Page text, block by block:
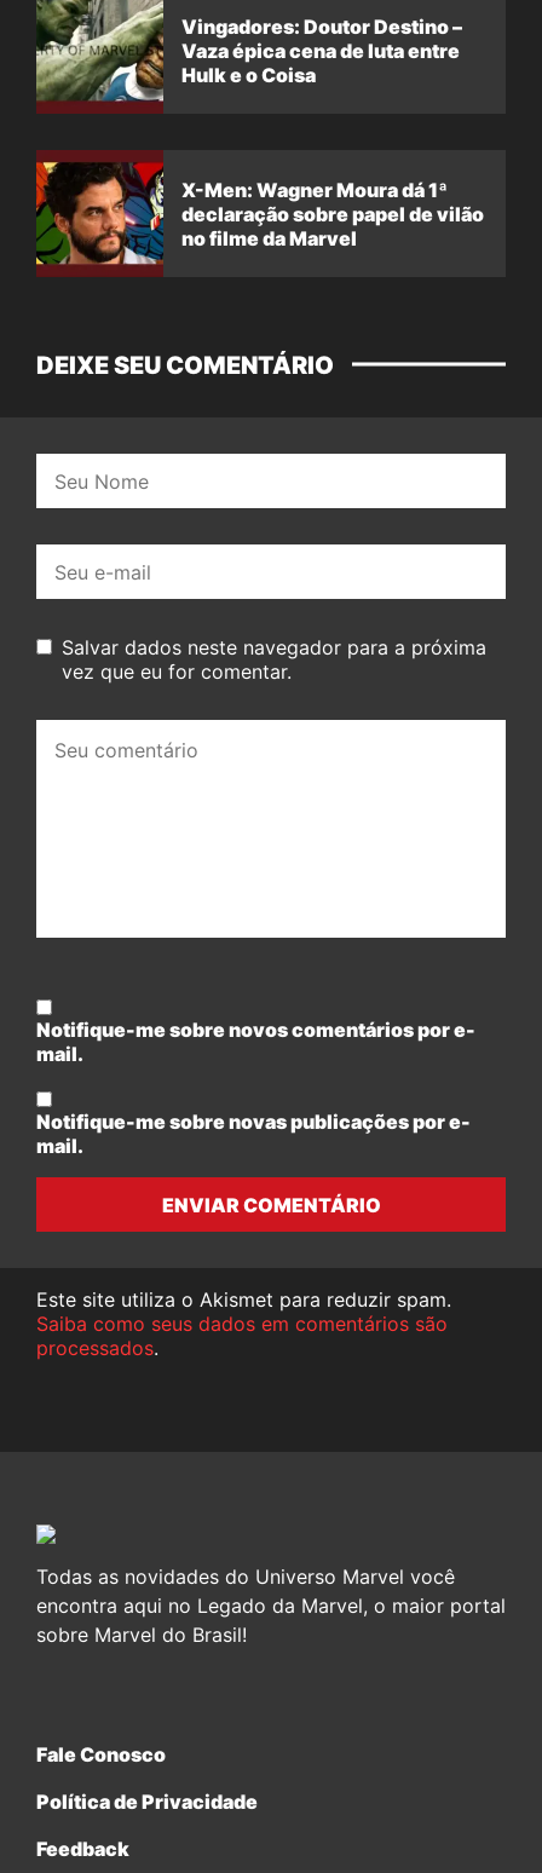
Vingadores: Doutor Destino –
Vaza épica cena de luta entre
Hulk e o Coisa
X-Men: Wagner Moura dá 1ª
declaração sobre papel de vilão
no filme da Marvel
DEIXE SEU COMENTÁRIO
mail:
Salvar dados neste navegador para a próxima
vez que eu for comentar.
comentário:
Notifique-me sobre novos comentários por e-
mail.
Notifique-me sobre novas publicações por e-
mail.
ENVIAR COMENTÁRIO
Este site utiliza o Akismet para reduzir spam.
Saiba como seus dados em comentários são
processados.
Todas as novidades do Universo Marvel você
encontra aqui no Legado da Marvel, o maior portal
sobre Marvel do Brasil!
Fale Conosco
Política de Privacidade
Feedback